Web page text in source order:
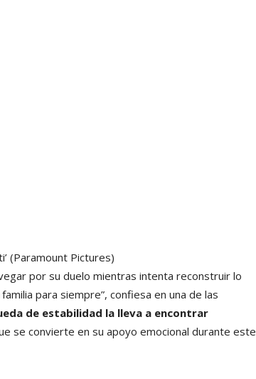
(Paramount Pictures)
por su duelo mientras intenta reconstruir lo
para siempre”, confiesa en una de las
de estabilidad la lleva a encontrar
se convierte en su apoyo emocional durante este